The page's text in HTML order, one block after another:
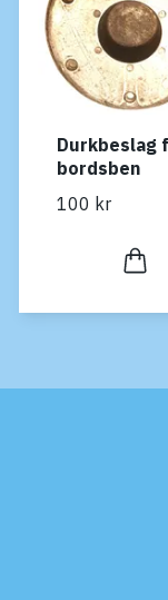
Durkbeslag
bordsben
100 kr